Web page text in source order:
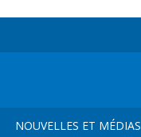
NOUVELLES ET MÉDIAS